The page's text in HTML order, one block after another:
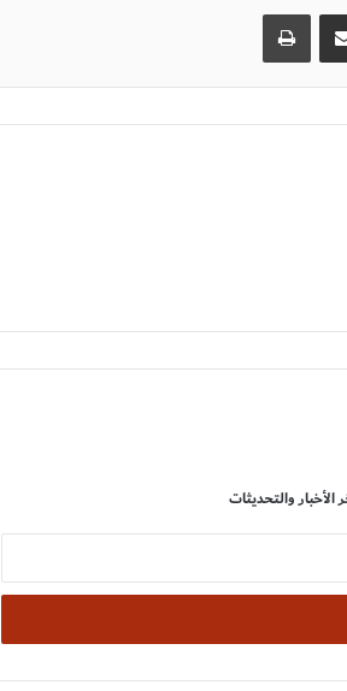
مشاركة عبر البريد طباعة
والتحديثات